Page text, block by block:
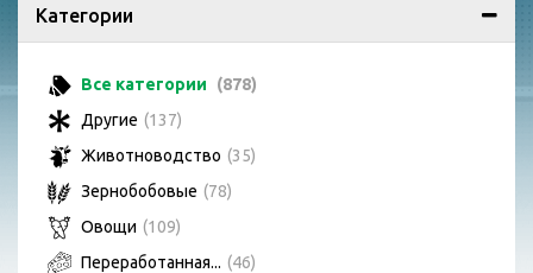
Категории
Все категории
(878)
Другие (137)
Животноводство (35)
Зернобобовые (78)
Овощи (109)
Переработанная... (46)